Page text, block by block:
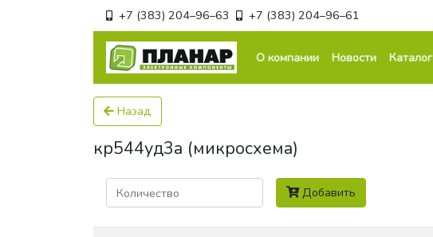
+7 (383) 204–96–63 +7 (383) 204–96–61
О компании Новости Каталог
Назад
кр544уд3а (микросхема)
Количество Добавить